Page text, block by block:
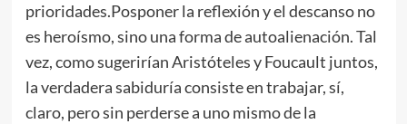
prioridades.Posponer la reflexión y el descanso no
es heroísmo, sino una forma de autoalienación. Tal
vez, como sugerirían Aristóteles y Foucault juntos,
la verdadera sabiduría consiste en trabajar, sí,
claro, pero sin perderse a uno mismo de la